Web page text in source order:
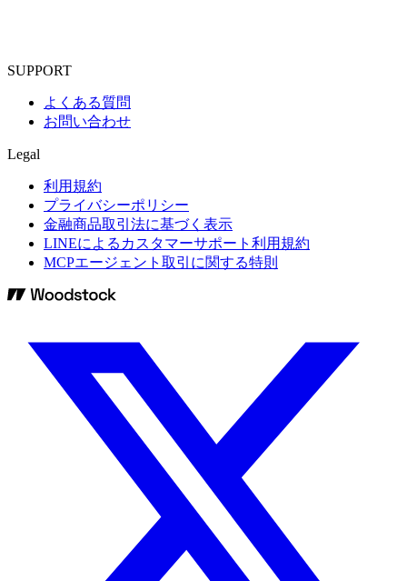
SUPPORT
よくある質問
お問い合わせ
Legal
利用規約
プライバシーポリシー
金融商品取引法に基づく表示
LINEによるカスタマーサポート利用規約
MCPエージェント取引に関する特則